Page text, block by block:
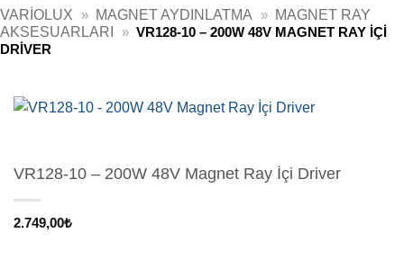
VARIOLUX » MAGNET AYDINLATMA » MAGNET RAY
AKSESUARLARI
» VR128-10 – 200W 48V MAGNET RAY İÇI
DRIVER
VR128-10 – 200W 48V Magnet Ray İçi Driver
2.749,00₺